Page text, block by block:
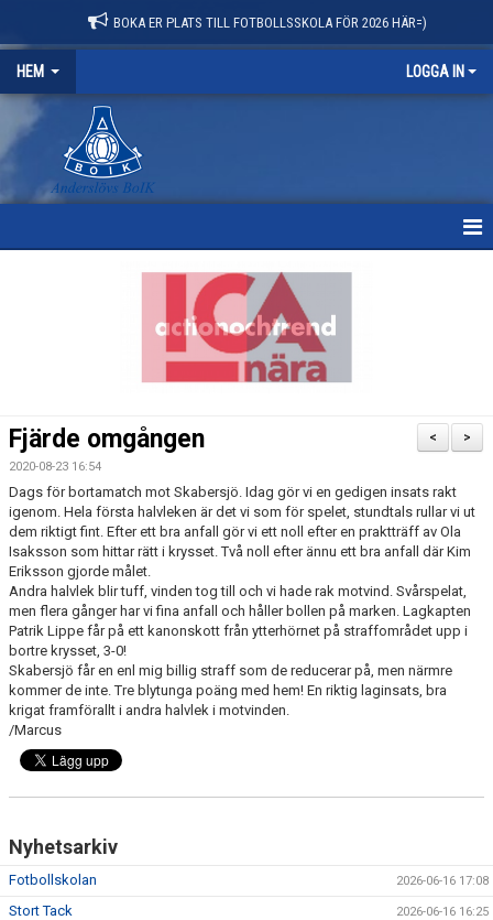
BOKA ER PLATS TILL FOTBOLLSSKOLA FÖR 2026 HÄR=)
HEM LOGGA IN
KALENDER
BILDGALLERI
DOKUMENT
VÅRA LAG/TRÄNARE
MATCHER
SPORTADMIN SUPPORT
WEBSHOP
STÖDMEDLEM
>
<
Fjärde omgången
2020-08-23 16:54
Dags för bortamatch mot Skabersjö. Idag gör vi en gedigen insats rakt
igenom. Hela första halvleken är det vi som för spelet, stundtals rullar vi ut
dem riktigt fint. Efter ett bra anfall gör vi ett noll efter en praktträff av Ola
Isaksson som hittar rätt i krysset. Två noll efter ännu ett bra anfall där Kim
Eriksson gjorde målet.
Andra halvlek blir tuff, vinden tog till och vi hade rak motvind. Svårspelat,
men flera gånger har vi fina anfall och håller bollen på marken. Lagkapten
Patrik Lippe får på ett kanonskott från ytterhörnet på straffområdet upp i
bortre krysset, 3-0!
Skabersjö får en enl mig billig straff som de reducerar på, men närmre
kommer de inte. Tre blytunga poäng med hem! En riktig laginsats, bra
krigat framförallt i andra halvlek i motvinden.
/Marcus
Nyhetsarkiv
Fotbollskolan 2026-06-16 17:08
Stort Tack 2026-06-16 16:25